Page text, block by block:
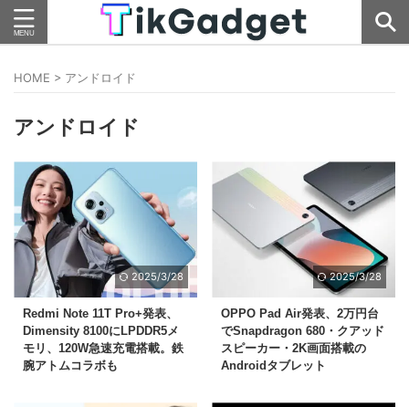
HOME > アンドロイド
アンドロイド
2025/3/28
Redmi Note 11T Pro+発表、
Dimensity 8100にLPDDR5メ
モリ、120W急速充電搭載。鉄
腕アトムコラボも
2025/3/28
OPPO Pad Air発表、2万円台
でSnapdragon 680・クアッド
スピーカー・2K画面搭載の
Androidタブレット